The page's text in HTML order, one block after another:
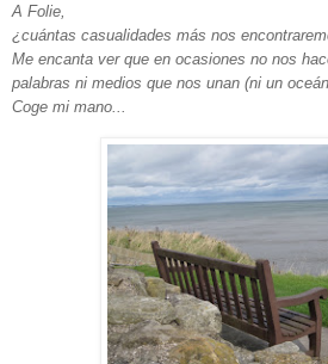
A Folie,
¿cuántas casualidades más nos
Me encanta ver que en ocasiones no nos
palabras ni medios que nos unan (ni un
Coge mi mano...